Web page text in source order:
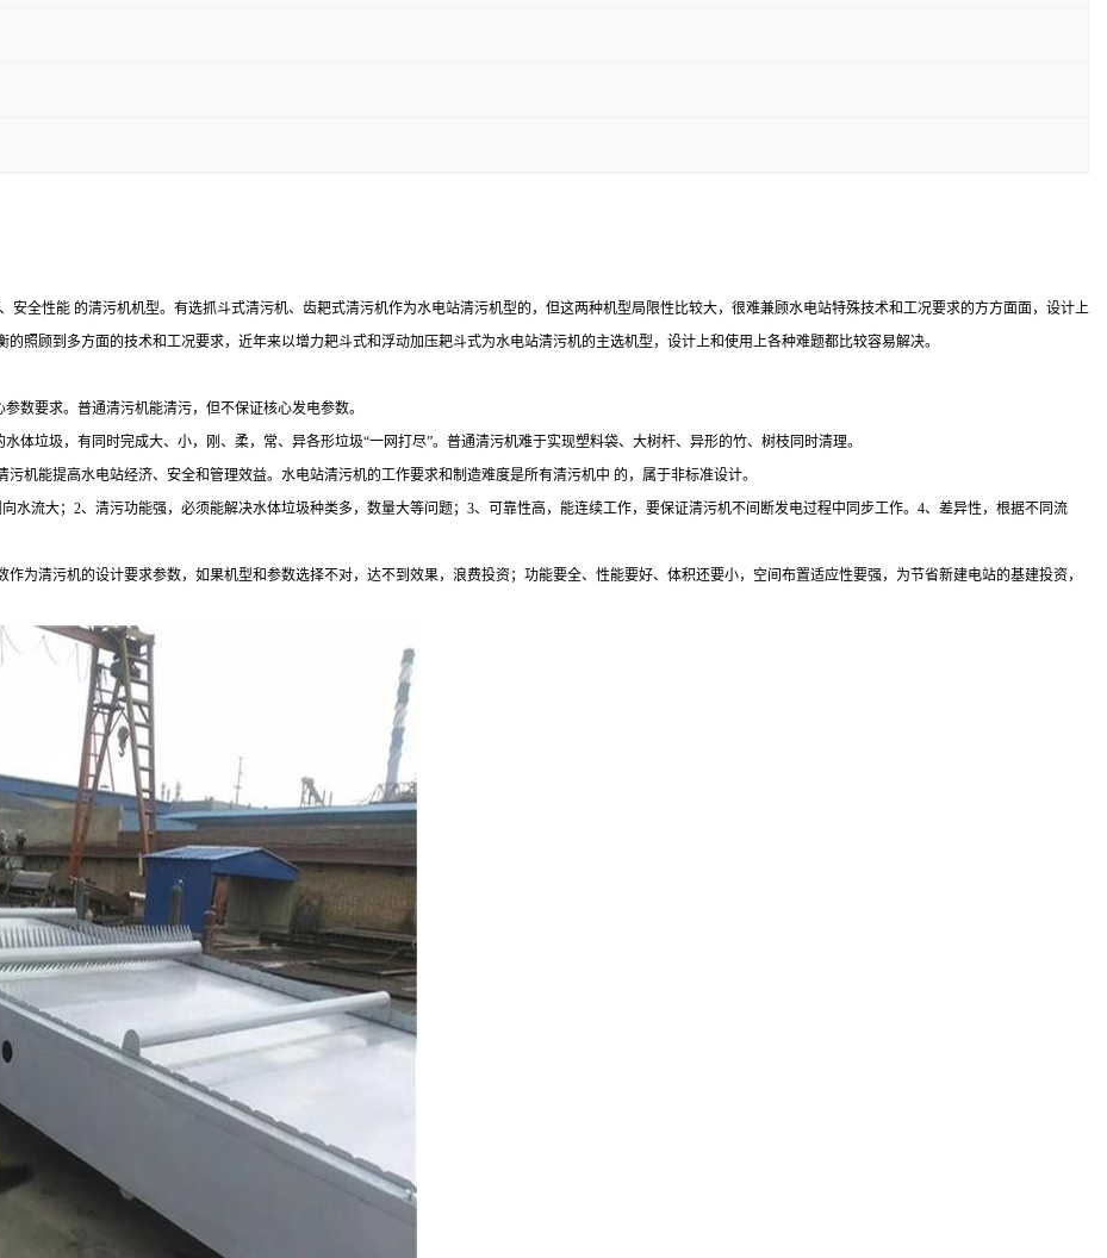
全性能 的清污机机型。有选抓斗式清污机、齿耙式清污机作为水电站清污机型的，但这两种机型局限性比较大，很难兼顾水电站特殊技术和工况要求的方方面面，设计上
照顾到多方面的技术和工况要求，近年来以增力耙斗式和浮动加压耙斗式为水电站清污机的主选机型，设计上和使用上各种难题都比较容易解决。
数要求。普通清污机能清污，但不保证核心发电参数。
体垃圾，有同时完成大、小，刚、柔，常、异各形垃圾“一网打尽”。普通清污机难于实现塑料袋、大树杆、异形的竹、树枝同时清理。
机能提高水电站经济、安全和管理效益。水电站清污机的工作要求和制造难度是所有清污机中 的，属于非标准设计。
水流大；2、清污功能强，必须能解决水体垃圾种类多，数量大等问题；3、可靠性高，能连续工作，要保证清污机不间断发电过程中同步工作。4、差异性，根据不同流
为清污机的设计要求参数，如果机型和参数选择不对，达不到效果，浪费投资；功能要全、性能要好、体积还要小，空间布置适应性要强，为节省新建电站的基建投资，